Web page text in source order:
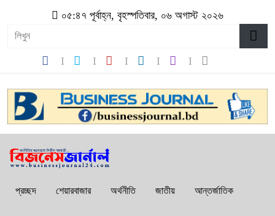
০৫:৪৭ পূর্বাহ্ন, বৃহস্পতিবার, ০৬ অগাস্ট ২০২৬
প্রচ্ছদ শেয়ারবাজার অর্থনীতি জাতীয় আন্তর্জাতিক